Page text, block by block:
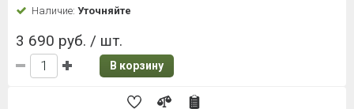
Наличие: Уточняйте
1 576 руб. / шт.
В корзину